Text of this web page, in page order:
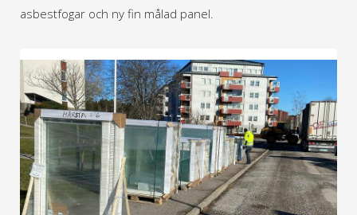
asbestfogar och ny fin målad panel.